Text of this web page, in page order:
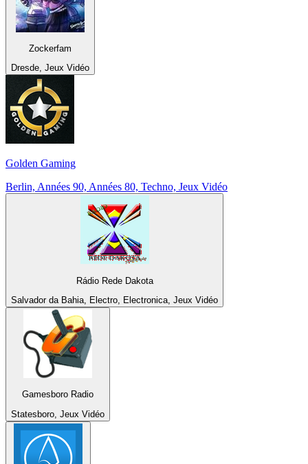
Zockerfam
Dresde, Jeux Vidéo
Golden Gaming
Berlin, Années 90, Années 80, Techno, Jeux Vidéo
Rádio Rede Dakota
Salvador da Bahia, Electro, Electronica, Jeux Vidéo
Gamesboro Radio
Statesboro, Jeux Vidéo